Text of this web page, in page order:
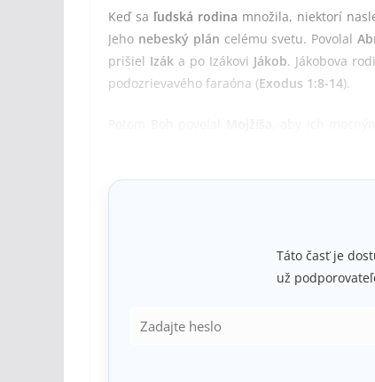
Keď sa ľudská rodina množila, niektorí
Jeho nebeský plán celému svetu. Povolal
prišiel Izáka po Izákovi Jákob. Jákobova
podozrievavého faraóna (Exodus 1:8-14).
Táto časť je
už